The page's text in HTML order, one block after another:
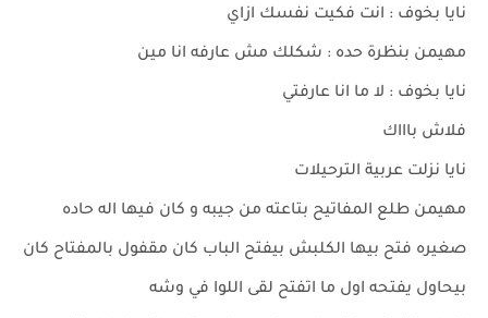
نايا بخوف : انت فكيت نفسك ازاي
مهيمن بنظرة حده : شكلك مش عارفه انا مين
نايا بخوف : لا ما انا عارفتي
فلاش باااك
نايا نزلت عربية الترحيلات
مهيمن طلع المفاتيح بتاعته من جيبه و كان فيها اله حاده
صغيره فتح بيها الكلبش بيفتح الباب كان مقفول بالمفتاح كان
بيحاول يفتحه اول ما اتفتح لقى اللوا في وشه